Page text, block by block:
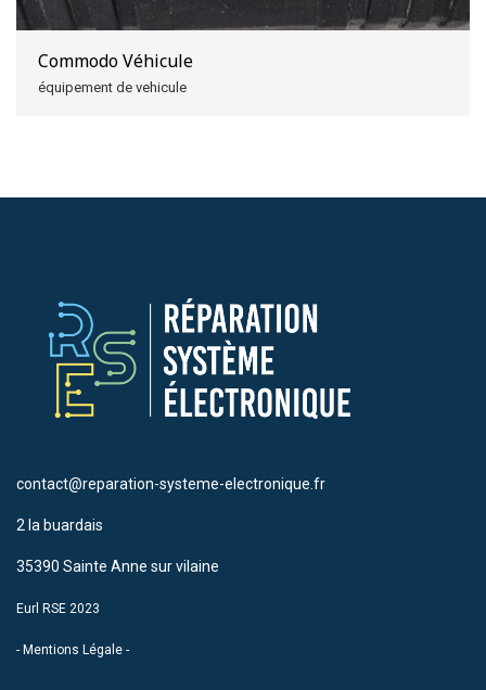
Commodo Véhicule
équipement de vehicule
contact@reparation-systeme-electronique.fr
2 la buardais
35390 Sainte Anne sur vilaine
Eurl RSE 2023
- Mentions Légale -